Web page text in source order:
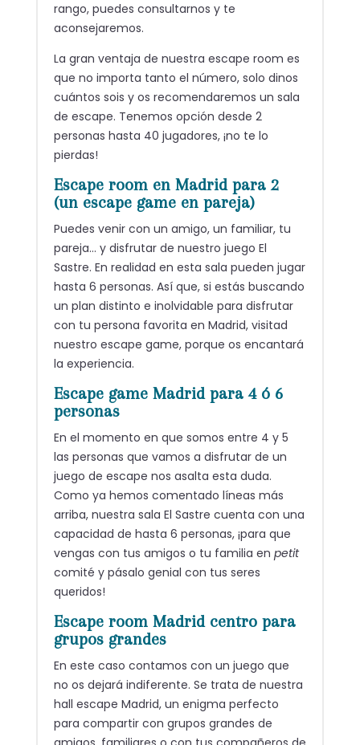
rango, puedes consultarnos y te
aconsejaremos.
La gran ventaja de nuestra escape room es
que no importa tanto el número, solo dinos
cuántos sois y os recomendaremos un sala
de escape. Tenemos opción desde 2
personas hasta 40 jugadores, ¡no te lo
pierdas!
Escape room en Madrid para 2
(un escape game en pareja)
Puedes venir con un amigo, un familiar, tu
pareja… y disfrutar de nuestro juego El
Sastre. En realidad en esta sala pueden jugar
hasta 6 personas. Así que, si estás buscando
un plan distinto e inolvidable para disfrutar
con tu persona favorita en Madrid, visitad
nuestro escape game, porque os encantará
la experiencia.
Escape game Madrid para 4 ó 6
personas
En el momento en que somos entre 4 y 5
las personas que vamos a disfrutar de un
juego de escape nos asalta esta duda.
Como ya hemos comentado líneas más
arriba, nuestra sala El Sastre cuenta con una
capacidad de hasta 6 personas, ¡para que
vengas con tus amigos o tu familia en petit
comité y pásalo genial con tus seres
queridos!
Escape room Madrid centro para
grupos grandes
En este caso contamos con un juego que
no os dejará indiferente. Se trata de nuestra
hall escape Madrid, un enigma perfecto
para compartir con grupos grandes de